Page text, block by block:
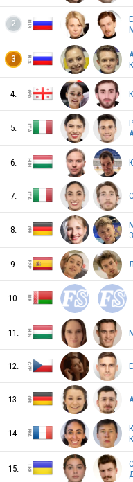
ITA
LAT
RUS
RUS
GEO
FRA
AZE
ITA
2
3
4.
5.
6.
7.
8.
9.
10.
11.
12.
13.
14.
15.